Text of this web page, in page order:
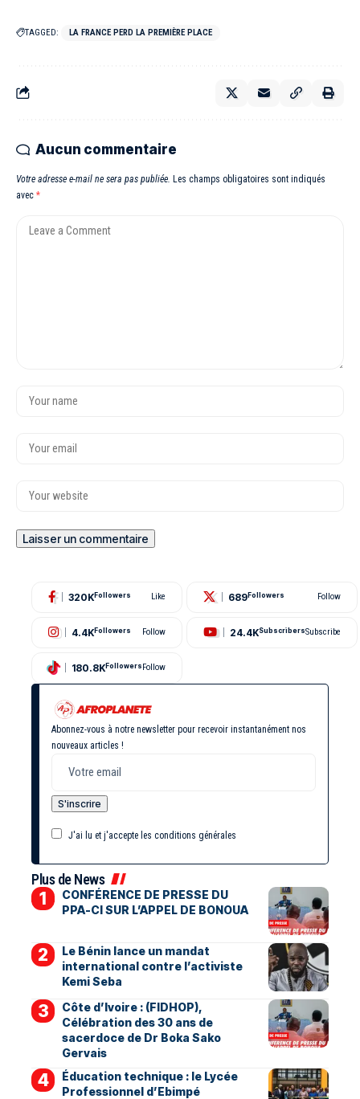
TAGGED: LA FRANCE PERD LA PREMIÈRE PLACE
Aucun commentaire
Votre adresse e-mail ne sera pas publiée. Les champs obligatoires sont indiqués
avec *
320K Followers Like 689 Followers Follow
4.4K Followers Follow 24.4KSubscribersSubscribe
180.8K Followers Follow
Abonnez-vous à notre newsletter pour recevoir instantanément nos
nouveaux articles !
J'ai lu et j'accepte les conditions générales
Plus de News
CONFÉRENCE DE PRESSE DU
PPA-CI SUR L’APPEL DE BONOUA
Le Bénin lance un mandat
international contre l’activiste
Kemi Seba
Côte d’Ivoire : (FIDHOP),
Célébration des 30 ans de
sacerdoce de Dr Boka Sako
Gervais
Éducation technique : le Lycée
Professionnel d’Ebimpé